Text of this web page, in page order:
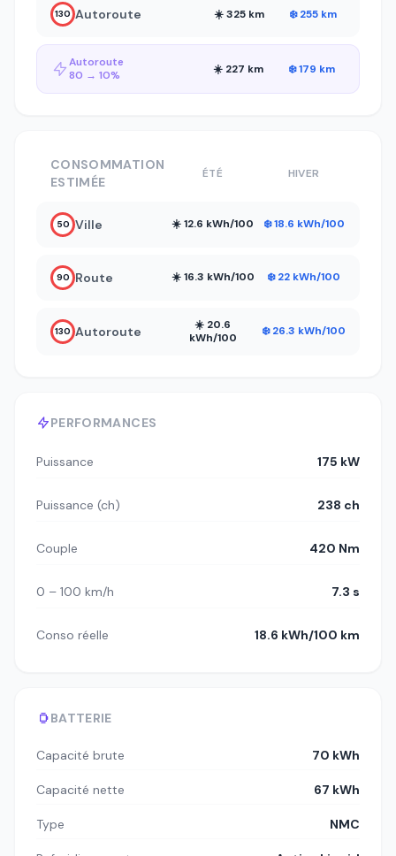
130 Autoroute ☀️ 325 km ❄️ 255 km
Autoroute
80 → 10%
☀️ 227 km ❄️ 179 km
PERFORMANCES
Puissance 175 kW
Puissance (ch) 238 ch
Couple 420 Nm
0 – 100 km/h 7.3 s
Conso réelle 18.6 kWh/100 km
BATTERIE
Capacité brute 70 kWh
Capacité nette 67 kWh
Type NMC
CONSOMMATION
ESTIMÉE
ÉTÉ HIVER
50 Ville ☀️ 12.6 kWh/100 ❄️ 18.6 kWh/100
90 Route ☀️ 16.3 kWh/100 ❄️ 22 kWh/100
130 Autoroute
☀️ 20.6
kWh/100
❄️ 26.3 kWh/100